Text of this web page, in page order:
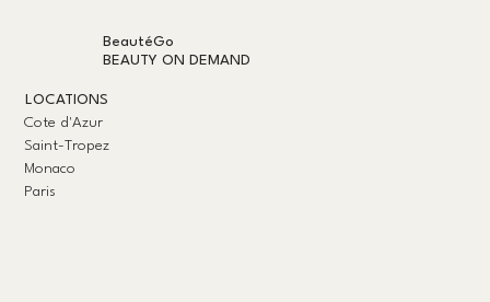
BeautéGo
BEAUTY ON DEMAND
LOCATIONS
Cote d'Azur
Saint-Tropez
Monaco
Paris